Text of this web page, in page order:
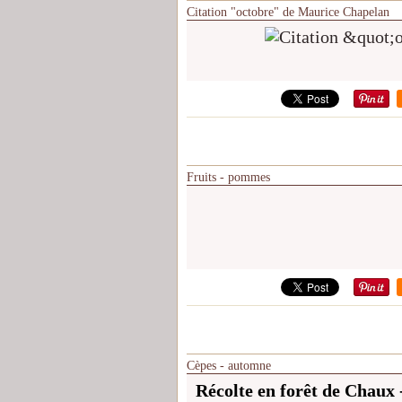
Citation "octobre" de Maurice Chapelan
Fruits - pommes
Cèpes - automne
Récolte en forêt de Chaux